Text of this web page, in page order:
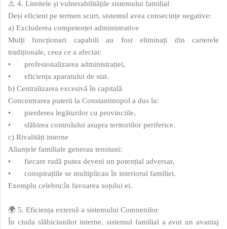
⚠️ 4. Limitele și vulnerabilitățile sistemului familial
Deși eficient pe termen scurt, sistemul avea consecințe negative:
a) Excluderea competenței administrative
Mulți funcționari capabili au fost eliminați din carierele
tradiționale, ceea ce a afectat:
•
profesionalizarea administrației,
•
eficiența aparatului de stat.
b) Centralizarea excesivă în capitală
Concentrarea puterii la Constantinopol a dus la:
•
pierderea legăturilor cu provinciile,
•
slăbirea controlului asupra teritoriilor periferice.
c) Rivalități interne
Alianțele familiale generau tensiuni:
•
fiecare rudă putea deveni un potențial adversar,
•
conspirațiile se multiplicau în interiorul familiei.
Exemplu celebru:în favoarea soțului ei.
🌍 5. Eficiența externă a sistemului Comnenilor
În ciuda slăbiciunilor interne, sistemul familial a avut un avantaj